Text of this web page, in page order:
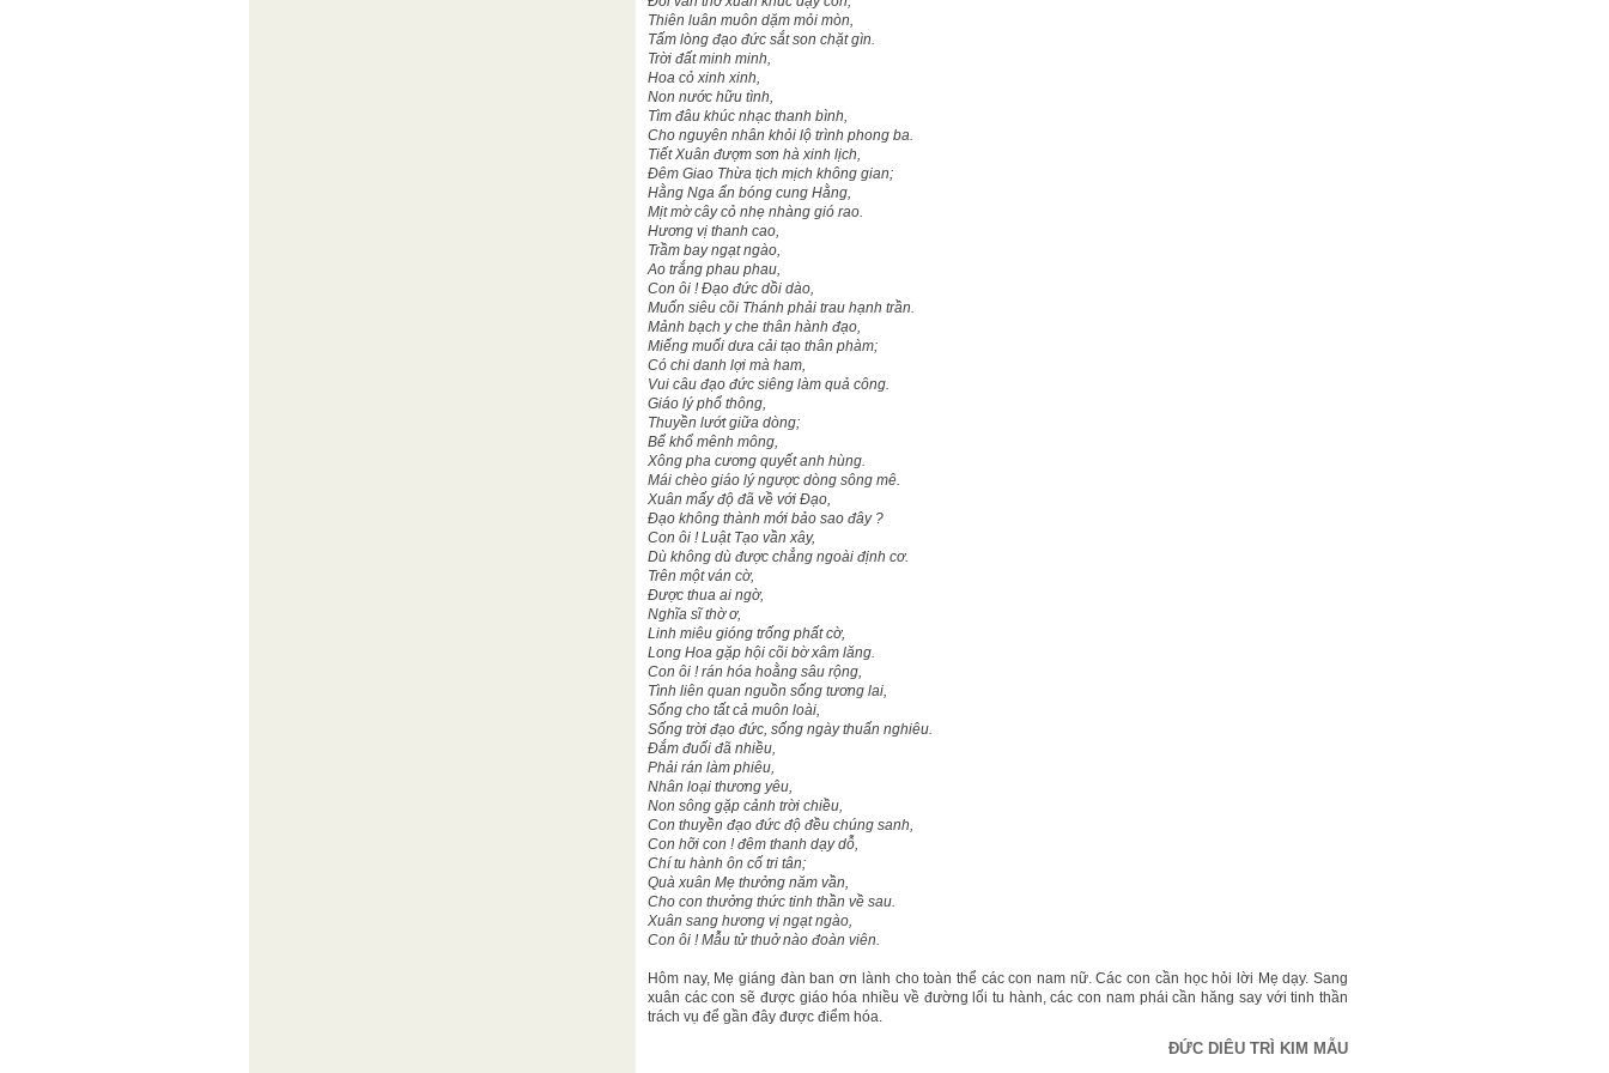
Thiên luân muôn dặm mỏi mòn,
Tấm lòng đạo đức sắt son chặt gìn.
Trời đất minh minh,
Hoa cỏ xinh xinh,
Non nước hữu tình,
Tìm đâu khúc nhạc thanh bình,
Cho nguyên nhân khỏi lộ trình phong ba.
Tiết Xuân đượm sơn hà xinh lịch,
Đêm Giao Thừa tịch mịch không gian;
Hằng Nga ẩn bóng cung Hằng,
Mịt mờ cây cỏ nhẹ nhàng gió rao.
Hương vị thanh cao,
Trầm bay ngạt ngào,
Ao trắng phau phau,
Con ôi ! Đạo đức dồi dào,
Muốn siêu cõi Thánh phải trau hạnh trần.
Mảnh bạch y che thân hành đạo,
Miếng muối dưa cải tạo thân phàm;
Có chi danh lợi mà ham,
Vui câu đạo đức siêng làm quả công.
Giáo lý phổ thông,
Thuyền lướt giữa dòng;
Bể khổ mênh mông,
Xông pha cương quyết anh hùng.
Mái chèo giáo lý ngược dòng sông mê.
Xuân mấy độ đã về với Đạo,
Đạo không thành mới bảo sao đây ?
Con ôi ! Luật Tạo vần xây,
Dù không dù được chẳng ngoài định cơ.
Trên một ván cờ,
Được thua ai ngờ,
Nghĩa sĩ thờ ơ,
Linh miêu gióng trống phất cờ,
Long Hoa gặp hội cõi bờ xâm lăng.
Con ôi ! rán hóa hoằng sâu rộng,
Tình liên quan nguồn sống tương lai,
Sống cho tất cả muôn loài,
Sống trời đạo đức, sống ngày thuấn nghiêu.
Đắm đuối đã nhiều,
Phải rán làm phiêu,
Nhân loại thương yêu,
Non sông gặp cảnh trời chiều,
Con thuyền đạo đức độ đều chúng sanh,
Con hỡi con ! đêm thanh dạy dỗ,
Chí tu hành ôn cố tri tân;
Quà xuân Mẹ thưởng năm vần,
Cho con thưởng thức tinh thần về sau.
Xuân sang hương vị ngạt ngào,
Con ôi ! Mẫu tử thuở nào đoàn viên.
Hôm nay, Mẹ giáng đàn ban ơn lành cho toàn thể các con nam nữ. Các con cần học hỏi lời Mẹ dạy. Sang
xuân các con sẽ được giáo hóa nhiều về đường lối tu hành, các con nam phái cần hăng say với tinh thần
trách vụ để gần đây được điểm hóa.
ĐỨC DIÊU TRÌ KIM MẪU